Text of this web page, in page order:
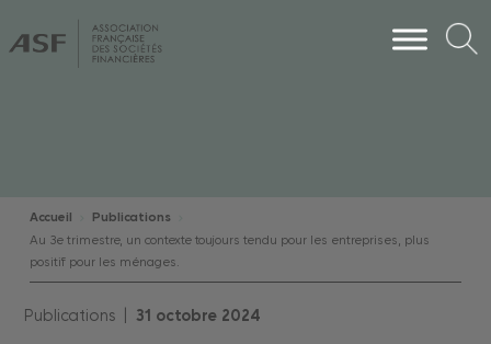
Accueil
Publications
Au 3e trimestre, un contexte toujours tendu pour les entreprises, plus
positif pour les ménages.
Publications |31 octobre 2024